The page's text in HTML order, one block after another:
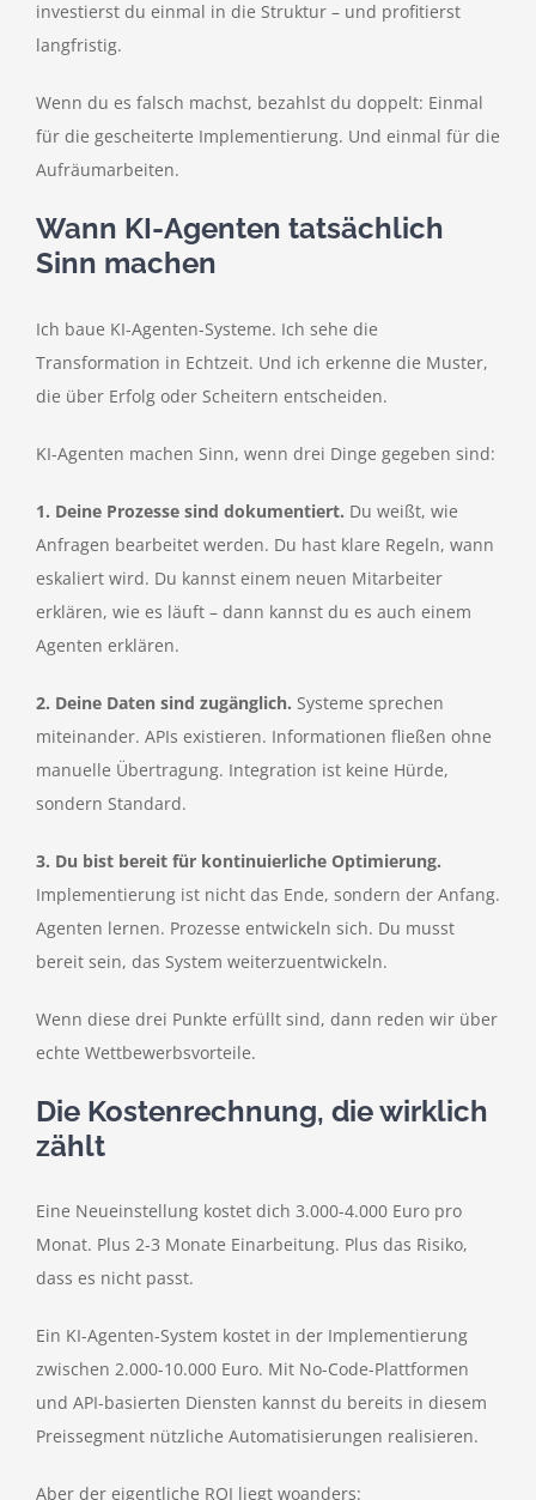
investierst du einmal in die Struktur – und profitierst
langfristig.
Wenn du es falsch machst, bezahlst du doppelt: Einmal
für die gescheiterte Implementierung. Und einmal für die
Aufräumarbeiten.
Wann KI-Agenten tatsächlich
Sinn machen
Ich baue KI-Agenten-Systeme. Ich sehe die
Transformation in Echtzeit. Und ich erkenne die Muster,
die über Erfolg oder Scheitern entscheiden.
KI-Agenten machen Sinn, wenn drei Dinge gegeben sind:
1. Deine Prozesse sind dokumentiert. Du weißt, wie
Anfragen bearbeitet werden. Du hast klare Regeln, wann
eskaliert wird. Du kannst einem neuen Mitarbeiter
erklären, wie es läuft – dann kannst du es auch einem
Agenten erklären.
2. Deine Daten sind zugänglich. Systeme sprechen
miteinander. APIs existieren. Informationen fließen ohne
manuelle Übertragung. Integration ist keine Hürde,
sondern Standard.
3. Du bist bereit für kontinuierliche Optimierung.
Implementierung ist nicht das Ende, sondern der Anfang.
Agenten lernen. Prozesse entwickeln sich. Du musst
bereit sein, das System weiterzuentwickeln.
Wenn diese drei Punkte erfüllt sind, dann reden wir über
echte Wettbewerbsvorteile.
Die Kostenrechnung, die wirklich
zählt
Eine Neueinstellung kostet dich 3.000-4.000 Euro pro
Monat. Plus 2-3 Monate Einarbeitung. Plus das Risiko,
dass es nicht passt.
Ein KI-Agenten-System kostet in der Implementierung
zwischen 2.000-10.000 Euro. Mit No-Code-Plattformen
und API-basierten Diensten kannst du bereits in diesem
Preissegment nützliche Automatisierungen realisieren.
Aber der eigentliche ROI liegt woanders: